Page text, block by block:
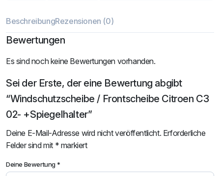
BeschreibungRezensionen (0)
Bewertungen
Es sind noch keine Bewertungen vorhanden.
Sei der Erste, der eine Bewertung abgibt
“Windschutzscheibe / Frontscheibe Citroen C3
02- +Spiegelhalter”
Deine E-Mail-Adresse wird nicht veröffentlicht. Erforderliche
Felder sind mit * markiert
Deine Bewertung*